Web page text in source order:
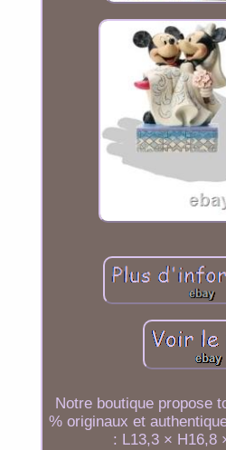
Notre boutique propose
% originaux et
: L13,3 × H16,8